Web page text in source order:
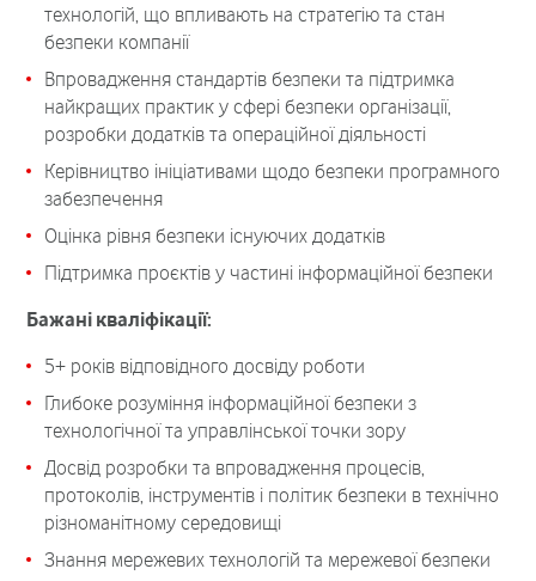
технологій, що впливають на стратегію та стан
безпеки компанії
Впровадження стандартів безпеки та підтримка
найкращих практик у сфері безпеки організації,
розробки додатків та операційної діяльності
Керівництво ініціативами щодо безпеки програмного
забезпечення
Оцінка рівня безпеки існуючих додатків
Підтримка проєктів у частині інформаційної безпеки
Бажані кваліфікації:
5+ років відповідного досвіду роботи
Глибоке розуміння інформаційної безпеки з
технологічної та управлінської точки зору
Досвід розробки та впровадження процесів,
протоколів, інструментів і політик безпеки в технічно
різноманітному середовищі
Знання мережевих технологій та мережевої безпеки